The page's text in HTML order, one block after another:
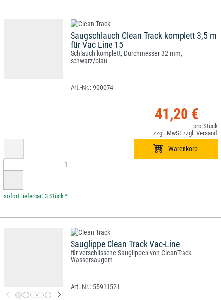
Saugschlauch Clean Track komplett 3,5 m
für Vac Line 15
Schlauch komplett, Durchmesser 32 mm,
schwarz/blau
900074
41,20 €
*
Sauglippe Clean Track Vac-Line
für verschlissene Sauglippen von CleanTrack
Wassersaugern
55911521